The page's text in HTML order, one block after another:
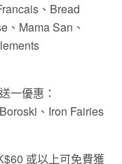
、Bread
、Mama San、
一優惠：
、Iron Fairies
或以上可免費獲